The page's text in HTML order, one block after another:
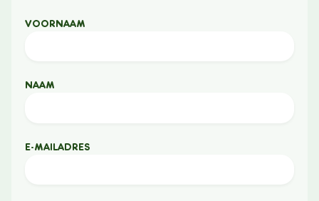
VOORNAAM
NAAM
E-MAILADRES